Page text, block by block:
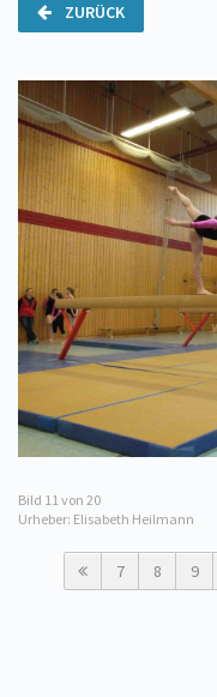
ZURÜCK
Bild 11 von 20
Urheber: Elisabeth Heilmann
7 8 9